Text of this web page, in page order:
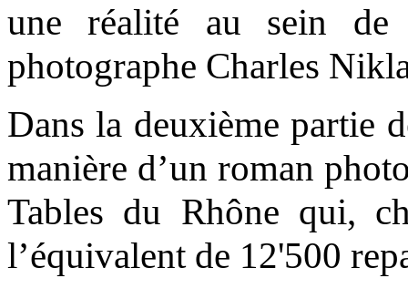
une réalité au sein de
photographe Charles
Dans la deuxième partie
manière d’un roman
Tables du Rhône qui,
l’équivalent de 12'500